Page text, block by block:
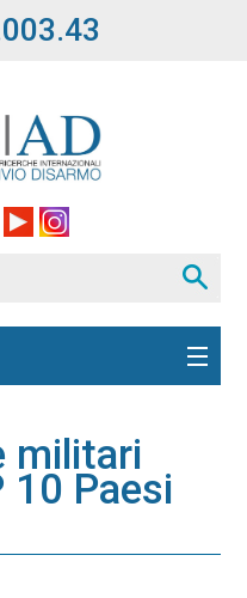
militari
10 Paesi